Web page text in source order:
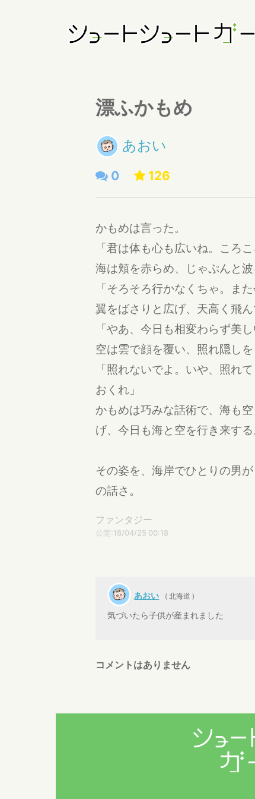
漂ふかもめ
あおい
0 126
かもめは言った。
「君は体も心も広いね。ころ
海は頬を赤らめ、じゃぷんと
「そろそろ行かなくちゃ。ま
翼をばさりと広げ、天高く飛
「やあ、今日も相変わらず美
空は雲で顔を覆い、照れ隠しを
「照れないでよ。いや、照れ
おくれ」
かもめは巧みな話術で、海も
げ、今日も海と空を行き来する
その姿を、海岸でひとりの男
の話さ。
ファンタジー
公開:18/04/25 00:18
あおい ( 北海道 )
気づいたら子供が産まれました
コメントはありません